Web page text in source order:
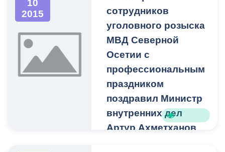
АМС с. Кирово (159 тыс. руб.).
10
2015
сотрудников
уголовного розыска
МВД Северной
Осетии с
профессиональным
праздником
поздравил Министр
внутренних дел
Артур Ахметханов